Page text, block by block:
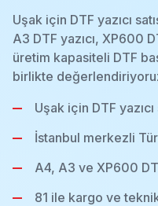
Uşak için DTF yazıcı
A3 DTF yazıcı, XP600
üretim kapasiteli DTF
birlikte
Uşak için DTF yazıcı
İstanbul merkezli
A4, A3 ve XP600
81 ile kargo ve